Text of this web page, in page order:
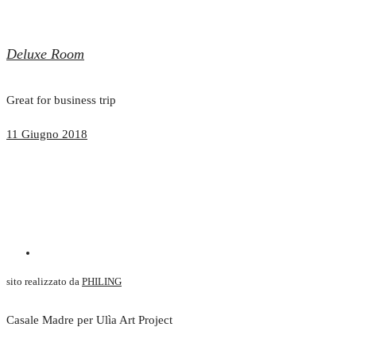
Deluxe Room
Great for business trip
11 Giugno 2018
sito realizzato da PHILING
Casale Madre per Ulìa Art Project